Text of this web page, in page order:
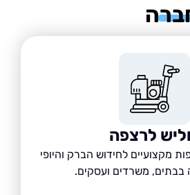
לחידוש הברק והיופי
ועסקים.